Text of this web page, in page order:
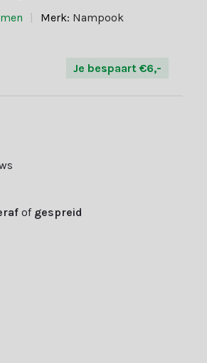
Merk: Nampook
Je bespaart €6,-
of gespreid